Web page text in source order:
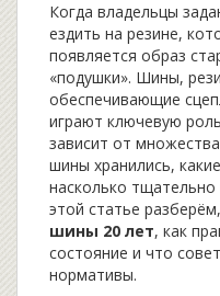
Когда владельцы
ездить на резине,
появляется образ
«подушки». Шины,
обеспечивающие
играют ключевую
зависит от
шины хранились,
насколько тщательно
этой статье
шины 20 лет, как
состояние и что
нормативы.